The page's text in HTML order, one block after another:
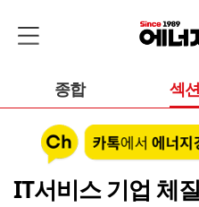
종합 섹
IT서비스 기업 체